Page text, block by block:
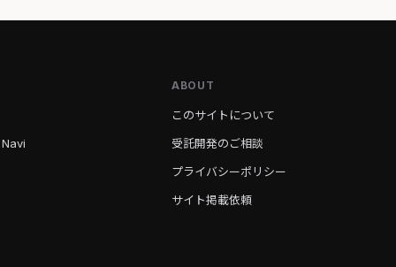
ABOUT
このサイトについて
受託開発のご相談
プライバシーポリシー
サイト掲載依頼